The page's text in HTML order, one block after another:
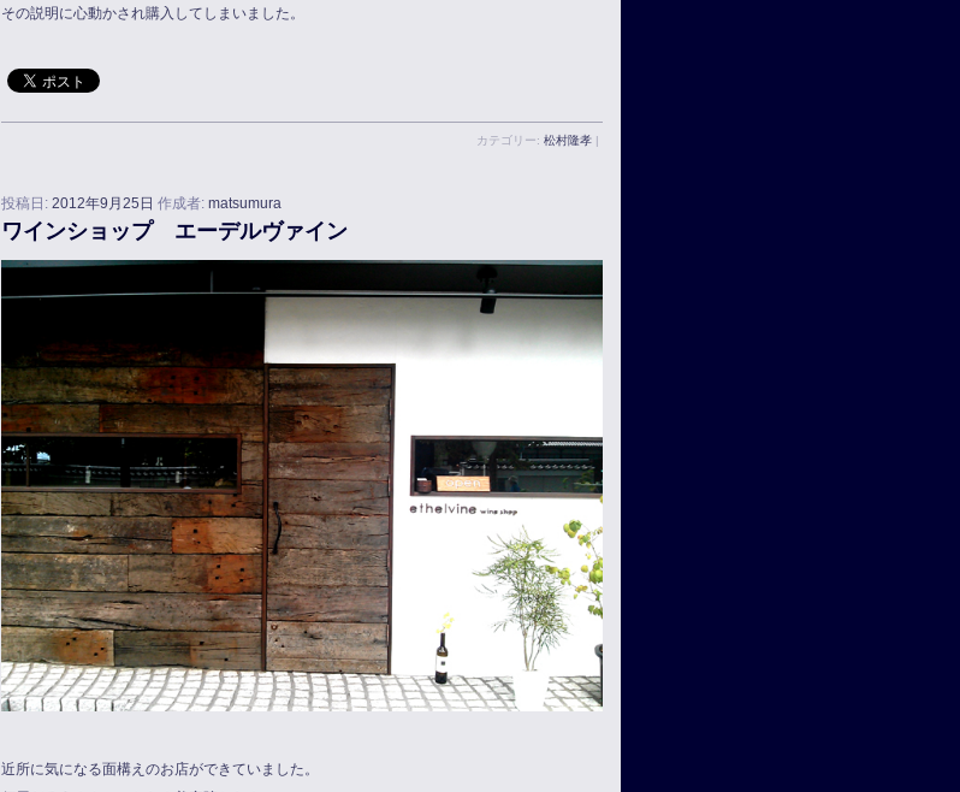
その説明に心動かされ購入してしまいました。
カテゴリー: 松村隆孝 |
投稿日: 2012年9月25日 作成者: matsumura
ワインショップ エーデルヴァイン
近所に気になる面構えのお店ができていました。